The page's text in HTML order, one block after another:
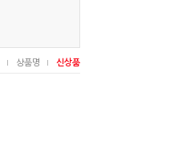
상품명 신상품